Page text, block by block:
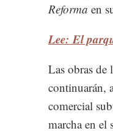
Reforma en
Lee: El
Las obras de
continuarán,
comercial
marcha en el